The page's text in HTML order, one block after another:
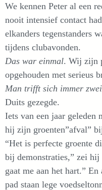
We kennen Peter al een
nooit intensief contact
elkanders tegenstanders
tijdens clubavonden.
Das war einmal. Wij zijn
opgehouden met serieus
Man trifft sich immer
Duits gezegde.
Iets van een jaar
hij zijn groenten”afval”
“Het is perfecte groente
bij demonstraties,” zei
gaat me aan het hart.”
pad staan lege